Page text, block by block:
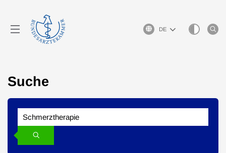
Sprachauswahl
Suche
Suchen
Search
Suchen